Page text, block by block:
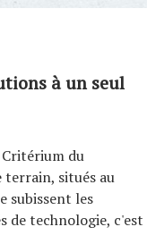
à un seul
du
terrain, situés au
subissent les
de technologie, c'est